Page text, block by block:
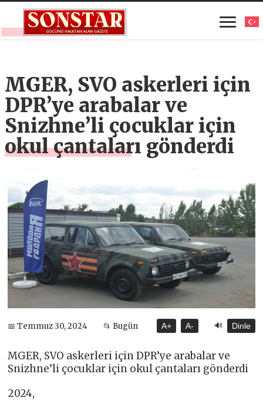
MGER, SVO askerleri için
DPR’ye arabalar ve
Snizhne’li çocuklar için
okul çantaları gönderdi
📅 Temmuz 30, 2024 📂 Bugün A+ A- 🔊 Dinle
MGER, SVO askerleri için DPR’ye arabalar ve
Snizhne’li çocuklar için okul çantaları gönderdi
2024,